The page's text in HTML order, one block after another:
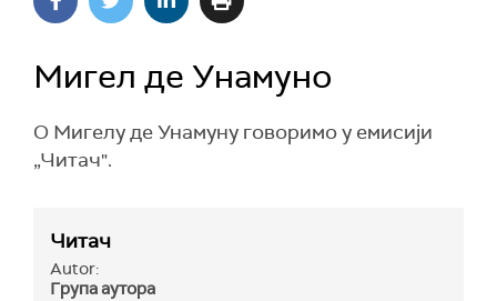
Мигел де Унамуно
О Мигелу де Унамуну говоримо у емисији
„Читач".
Читач
Autor:
Група аутора